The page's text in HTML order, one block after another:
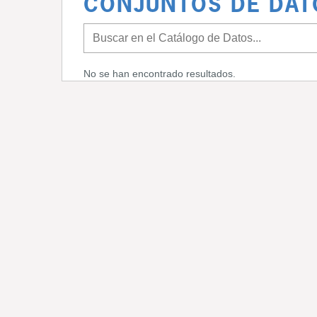
CONJUNTOS DE
No se han encontrado resultados.